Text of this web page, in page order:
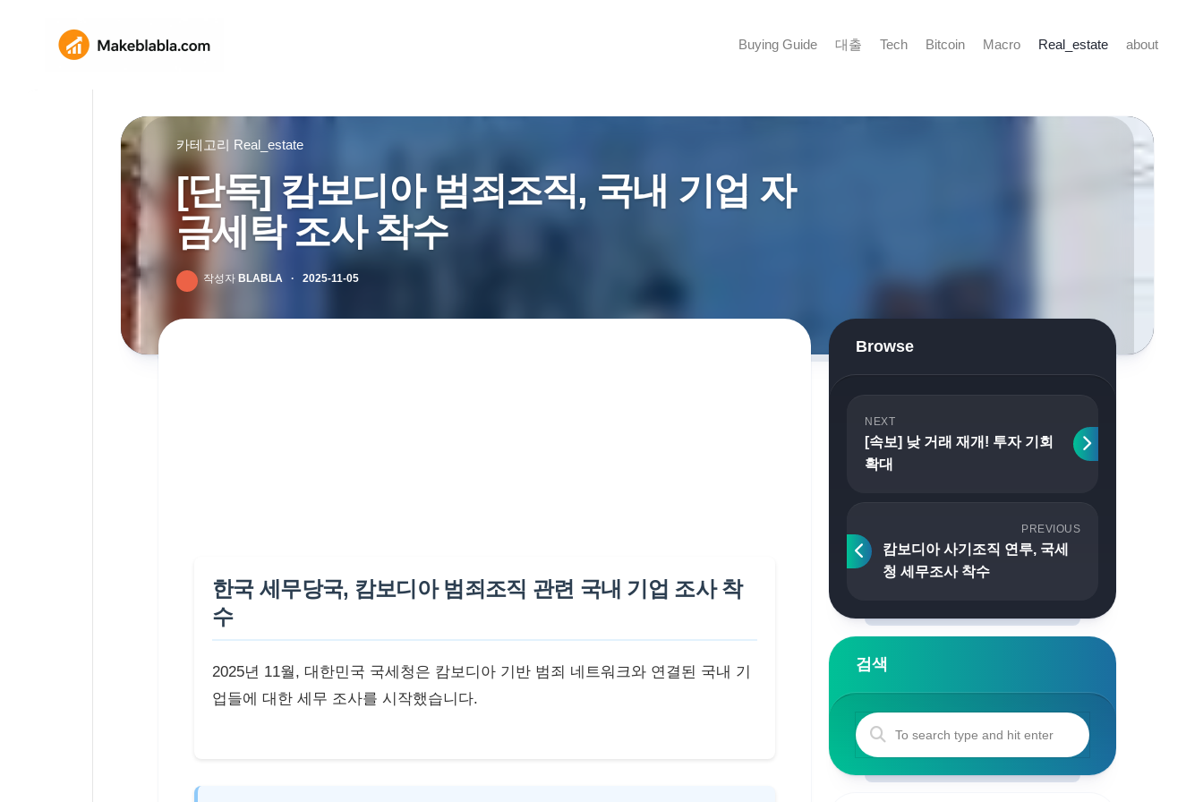
Buying Guide 대출 Tech Bitcoin Macro Real_estate about
카테고리 Real_estate
[단독] 캄보디아 범죄조직, 국내 기업 자
금세탁 조사 착수
작성자 BLABLA · 2025-11-05
한국 세무당국, 캄보디아 범죄조직 관련 국내 기업 조사 착
수
2025년 11월, 대한민국 국세청은 캄보디아 기반 범죄 네트워크와 연결된 국내 기
업들에 대한 세무 조사를 시작했습니다.
Browse
NEXT
[속보] 낮 거래 재개! 투자 기회
확대
PREVIOUS
캄보디아 사기조직 연루, 국세
청 세무조사 착수
검색